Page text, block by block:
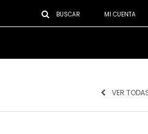
VER